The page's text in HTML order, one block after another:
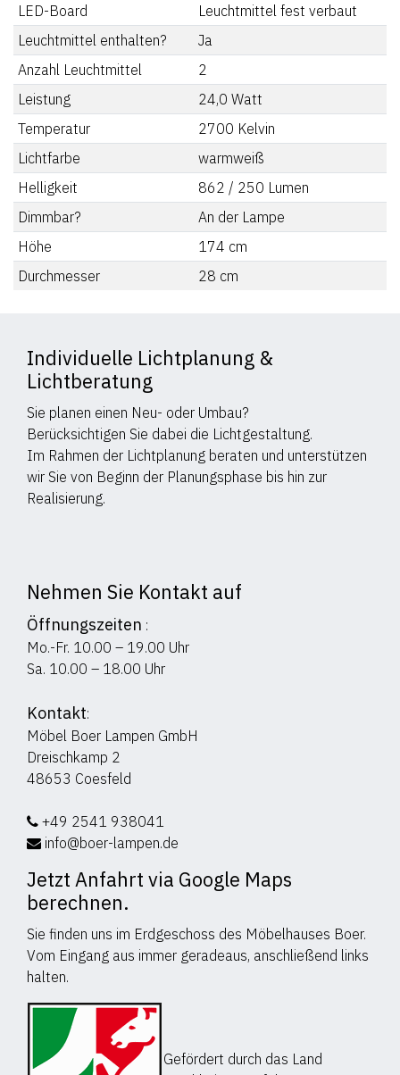
LED-Board
Leuchtmittel fest verbaut
Leuchtmittel enthalten?
Ja
Anzahl Leuchtmittel
2
Leistung
24,0 Watt
Temperatur
2700 Kelvin
Lichtfarbe
warmweiß
Helligkeit
862 / 250 Lumen
Dimmbar?
An der Lampe
Höhe
174 cm
Durchmesser
28 cm
Individuelle Lichtplanung &
Lichtberatung
Sie planen einen Neu- oder Umbau?
Berücksichtigen Sie dabei die Lichtgestaltung.
Im Rahmen der Lichtplanung beraten und unterstützen
wir Sie von Beginn der Planungsphase bis hin zur
Realisierung.
Nehmen Sie Kontakt auf
Öffnungszeiten :
Mo.-Fr. 10.00 – 19.00 Uhr
Sa. 10.00 – 18.00 Uhr
Kontakt:
Möbel Boer Lampen GmbH
Dreischkamp 2
48653 Coesfeld
+49 2541 938041
info@boer-lampen.de
Jetzt Anfahrt via Google Maps
berechnen.
Sie finden uns im Erdgeschoss des Möbelhauses Boer.
Vom Eingang aus immer geradeaus, anschließend links
halten.
Gefördert durch das Land